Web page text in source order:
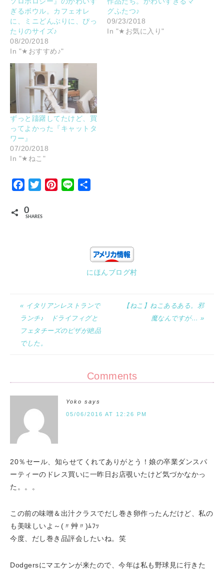
ぎるボウル。カフェオレ
に、ミニどんぶりに、ぴっ
たりのサイズ♪
08/20/2018
In "★おすすめ♪"
グふたつ♪
09/23/2018
In "★お気に入り"
ずっと躊躇してたけど、買
ってよかった『キャットタ
ワー』
07/20/2018
In "★ねこ"
Facebook
TwitterPinterest
Line
0
SHARES
にほんブログ村
« イタリアンレストランで
ランチ♪ ドライフィグと
フェタチーズのピザが絶品
でした。
【ねこ】ねこあるある。邪
魔なんですが… »
Comments
Yoko says
05/06/2016 AT 12:26 PM
20％セール、知らせてくれてありがとう！娘の卒業ダンスパ
ーティーのドレス買いに一昨日お店覗いたけど気づかなかっ
た。。。
この前の味噌＆出汁クラスでだし巻き卵作ったんだけど、私の
も美味しいよ～(〃艸〃)ﾑﾌｯ
今度、だし巻き品評会したいね。笑
Dodgersにマエケンが来たので、今年は私も野球見に行きた